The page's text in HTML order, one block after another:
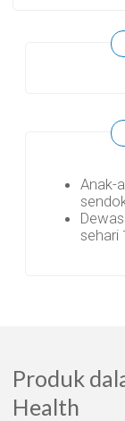
Anak-
sehari
Produk
Health